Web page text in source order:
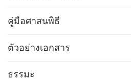
คู่มือศาสนพิธี
ตัวอย่างเอกสาร
ธรรมะ